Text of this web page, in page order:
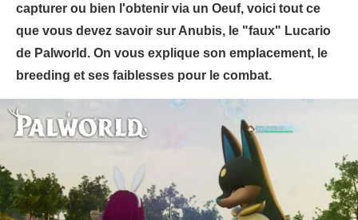
capturer ou bien l'obtenir via un Oeuf, voici tout ce
que vous devez savoir sur Anubis, le "faux" Lucario
de Palworld. On vous explique son emplacement, le
breeding et ses faiblesses pour le combat.